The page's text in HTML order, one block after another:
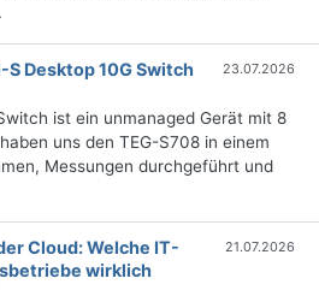
S Desktop 10G Switch
23.07.2026
ist ein unmanaged Gerät mit 8
uns den TEG-S708 in einem
Messungen durchgeführt und
Cloud: Welche IT-
wirklich
21.07.2026